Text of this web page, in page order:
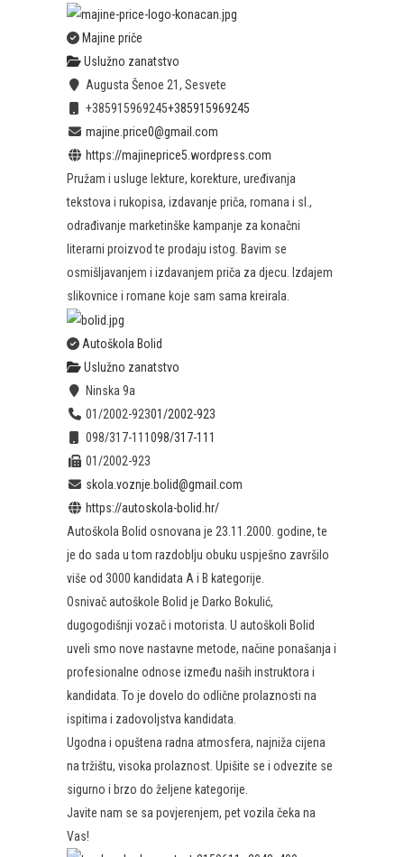
Majine priče
Uslužno zanatstvo
Augusta Šenoe 21, Sesvete
+385915969245+385915969245
majine.price0@gmail.com
https://majineprice5.wordpress.com
Pružam i usluge lekture, korekture, uređivanja
tekstova i rukopisa, izdavanje priča, romana i sl.,
odrađivanje marketinške kampanje za konačni
literarni proizvod te prodaju istog. Bavim se
osmišljavanjem i izdavanjem priča za djecu. Izdajem
slikovnice i romane koje sam sama kreirala.
Autoškola Bolid
Uslužno zanatstvo
Ninska 9a
01/2002-92301/2002-923
098/317-111098/317-111
01/2002-923
skola.voznje.bolid@gmail.com
https://autoskola-bolid.hr/
Autoškola Bolid osnovana je 23.11.2000. godine, te
je do sada u tom razdoblju obuku uspješno završilo
više od 3000 kandidata A i B kategorije.
Osnivač autoškole Bolid je Darko Bokulić,
dugogodišnji vozač i motorista. U autoškoli Bolid
uveli smo nove nastavne metode, načine ponašanja i
profesionalne odnose između naših instruktora i
kandidata. To je dovelo do odlične prolaznosti na
ispitima i zadovoljstva kandidata.
Ugodna i opuštena radna atmosfera, najniža cijena
na tržištu, visoka prolaznost. Upišite se i odvezite se
sigurno i brzo do željene kategorije.
Javite nam se sa povjerenjem, pet vozila čeka na
Vas!